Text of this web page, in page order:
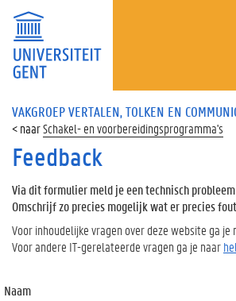
VAKGROEP VERTALEN, TOLKEN EN
Schakel- en voorbereidingsprogramma's
Feedback
Via dit formulier meld je een technisch
Omschrijf zo precies mogelijk wat er precies
Voor inhoudelijke vragen over deze website ga je
Voor andere IT-gerelateerde vragen ga je naar
Naam